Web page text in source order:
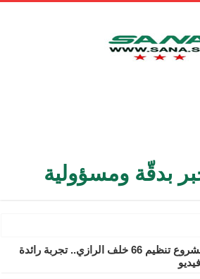
بدقّة ومسؤولية
جماعية في ريف اللاذقية تضم 9 جثامين
باريس تعزيز الاستقرار في سوريا
مشروع تنظيم 66 خلف الرازي.. تجربة رائدة